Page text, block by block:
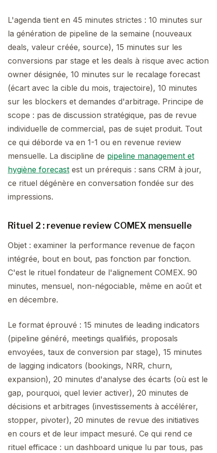
L'agenda tient en 45 minutes strictes : 10 minutes sur
la génération de pipeline de la semaine (nouveaux
deals, valeur créée, source), 15 minutes sur les
conversions par stage et les deals à risque avec action
owner désignée, 10 minutes sur le recalage forecast
(écart avec la cible du mois, trajectoire), 10 minutes
sur les blockers et demandes d'arbitrage. Principe de
scope : pas de discussion stratégique, pas de revue
individuelle de commercial, pas de sujet produit. Tout
ce qui déborde va en 1-1 ou en revenue review
mensuelle. La discipline de pipeline management et
hygiène forecast est un prérequis : sans CRM à jour,
ce rituel dégénère en conversation fondée sur des
impressions.
Rituel 2 : revenue review COMEX mensuelle
Objet : examiner la performance revenue de façon
intégrée, bout en bout, pas fonction par fonction.
C'est le rituel fondateur de l'alignement COMEX. 90
minutes, mensuel, non-négociable, même en août et
en décembre.
Le format éprouvé : 15 minutes de leading indicators
(pipeline généré, meetings qualifiés, proposals
envoyées, taux de conversion par stage), 15 minutes
de lagging indicators (bookings, NRR, churn,
expansion), 20 minutes d'analyse des écarts (où est le
gap, pourquoi, quel levier activer), 20 minutes de
décisions et arbitrages (investissements à accélérer,
stopper, pivoter), 20 minutes de revue des initiatives
en cours et de leur impact mesuré. Ce qui rend ce
rituel efficace : un dashboard unique lu par tous, pas